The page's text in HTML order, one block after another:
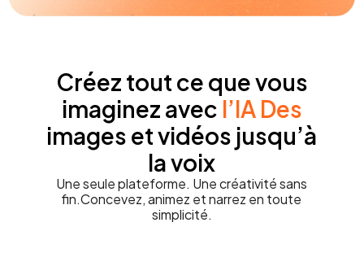
Emoji Maker Impossible Senarios Filters
Minimax music
Créez tout ce que vous
imaginez avec l’IA Des
images et vidéos jusqu’à
la voix
Une seule plateforme. Une créativité sans
fin.Concevez, animez et narrez en toute
simplicité.